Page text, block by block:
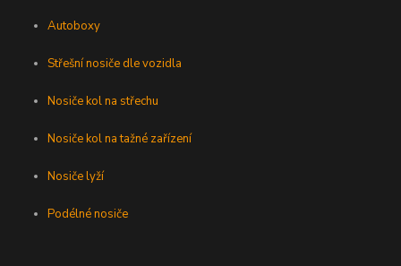
Autoboxy
Střešní nosiče dle vozidla
Nosiče kol na střechu
Nosiče kol na tažné zařízení
Nosiče lyží
Podélné nosiče